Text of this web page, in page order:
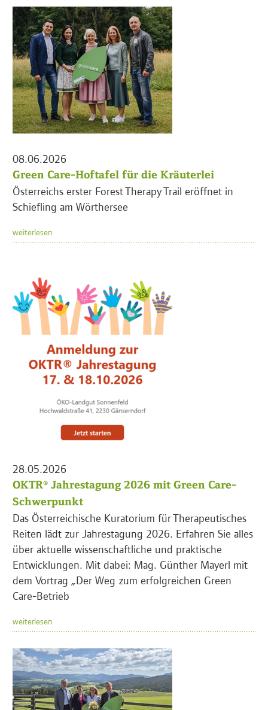
08.06.2026
Green Care-Hoftafel für die Kräuterlei
Österreichs erster Forest Therapy Trail eröffnet in
Schiefling am Wörthersee
weiterlesen
28.05.2026
OKTR® Jahrestagung 2026 mit Green Care-
Schwerpunkt
Das Österreichische Kuratorium für Therapeutisches
Reiten lädt zur Jahrestagung 2026. Erfahren Sie alles
über aktuelle wissenschaftliche und praktische
Entwicklungen. Mit dabei: Mag. Günther Mayerl mit
dem Vortrag „Der Weg zum erfolgreichen Green
Care-Betrieb
weiterlesen